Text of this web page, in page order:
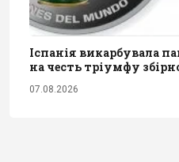
Іспанія викарбувала
на честь тріумфу
07.08.2026